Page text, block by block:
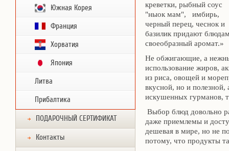
Южная Корея
Франция
Хорватия
Япония
Литва
Прибалтика
ПОДАРОЧНЫЙ СЕРТИФИКАТ
Контакты
креветки, рыбный соус
"ныок мам", имбирь,
черный перец, чеснок и
базилик придают
своеобразный аромат.»
Не обжигающие, а
использование жиров,
из риса, овощей и
вкусной, но и
искушенных гурманов,
Выбор блюд довольно
даже приемлемы и
дешевая в мире, но не
потому, что продукты